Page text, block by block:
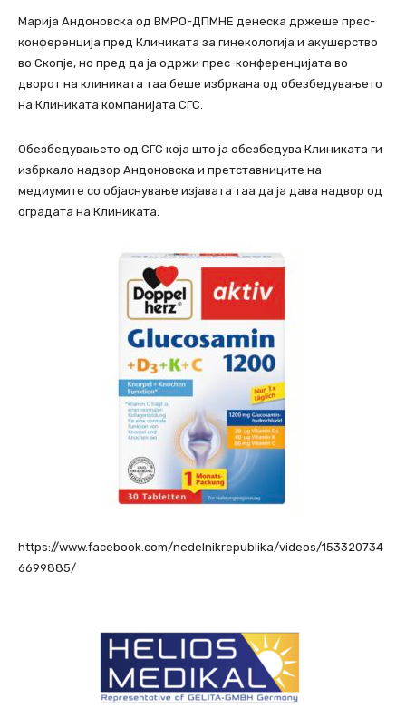
Марија Андоновска од ВМРО-ДПМНЕ денеска држеше прес-
конференција пред Клиниката за гинекологија и акушерство
во Скопје, но пред да ја одржи прес-конференцијата во
дворот на клиниката таа беше избркана од обезбедувањето
на Клиниката компанијата СГС.
Обезбедувањето од СГС која што ја обезбедува Клиниката ги
избркало надвор Андоновска и претставниците на
медиумите со објаснување изјавата таа да ја дава надвор од
оградата на Клиниката.
https://www.facebook.com/nedelnikrepublika/videos/153320734
6699885/